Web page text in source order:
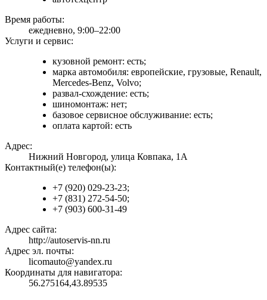
Время работы:
ежедневно, 9:00–22:00
Услуги и сервис:
кузовной ремонт: есть;
марка автомобиля: европейские, грузовые, Renault,
Mercedes-Benz, Volvo;
развал-схождение: есть;
шиномонтаж: нет;
базовое сервисное обслуживание: есть;
оплата картой: есть
Адрес:
Нижний Новгород, улица Ковпака, 1А
Контактный(е) телефон(ы):
+7 (920) 029-23-23;
+7 (831) 272-54-50;
+7 (903) 600-31-49
Адрес сайта:
http://autoservis-nn.ru
Адрес эл. почты:
licomauto@yandex.ru
Координаты для навигатора:
56.275164,43.89535